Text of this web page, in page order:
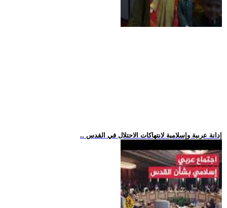
.. إدانة عربية وإسلامية لانتهاكات الاحتلال في القدس